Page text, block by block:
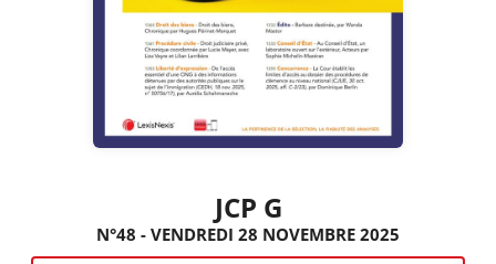
JCP G
N°48 - VENDREDI 28 NOVEMBRE 2025